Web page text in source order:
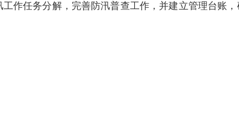
任务分解，完善防汛普查工作，并建立管理台账，